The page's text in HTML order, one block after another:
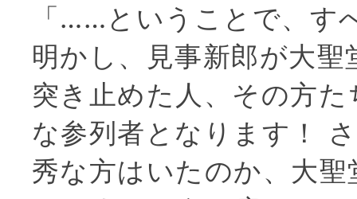
「……ということで、す
明かし、見事新郎が大
突き止めた人、その方
な参列者となります！
秀な方はいたのか、大